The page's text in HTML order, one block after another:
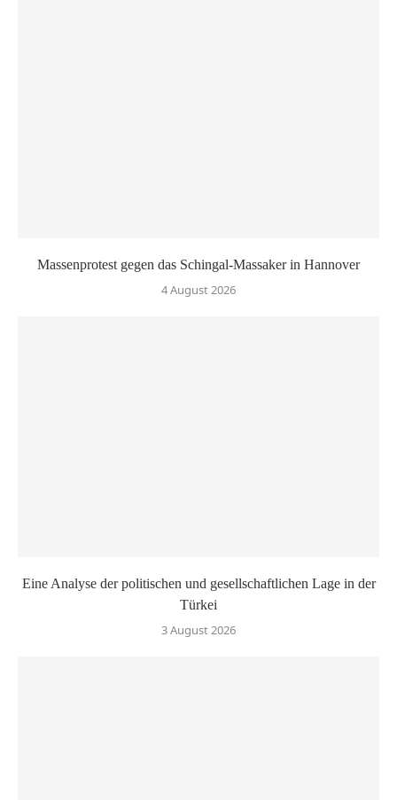
Massenprotest gegen das Schingal-Massaker in Hannover
4 August 2026
Eine Analyse der politischen und gesellschaftlichen Lage in der
Türkei
3 August 2026